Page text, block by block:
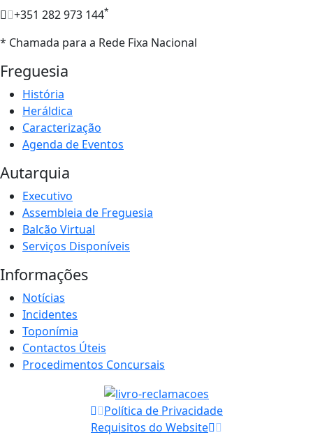
+351 282 973 144*
* Chamada para a Rede Fixa Nacional
Freguesia
História
Heráldica
Caracterização
Agenda de Eventos
Autarquia
Executivo
Assembleia de Freguesia
Balcão Virtual
Serviços Disponíveis
Informações
Notícias
Incidentes
Toponímia
Contactos Úteis
Procedimentos Concursais
Política de Privacidade
Requisitos do Website